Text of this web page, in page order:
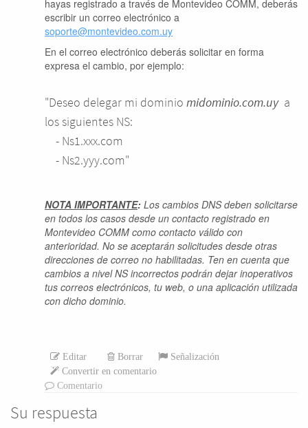
hayas registrado a través de Montevideo COMM, deberás
escribir un correo electrónico a
soporte@montevideo.com.uy
En el correo electrónico deberás solicitar en forma
expresa el cambio, por ejemplo:
"Deseo delegar mi dominio midominio.com.uya
los siguientes NS:
- Ns1.xxx.com
- Ns2.yyy.com"
NOTA IMPORTANTE: Los cambios DNS deben solicitarse
en todos los casos desde un contacto registrado en
Montevideo COMM como contacto válido con
anterioridad. No se aceptarán solicitudes desde otras
direcciones de correo no habilitadas. Ten en cuenta que
cambios a nivel NS incorrectos podrán dejar inoperativos
tus correos electrónicos, tu web, o una aplicación utilizada
con dicho dominio.
Editar Borrar
Señalización
Convertir en comentario
Comentario
Su respuesta